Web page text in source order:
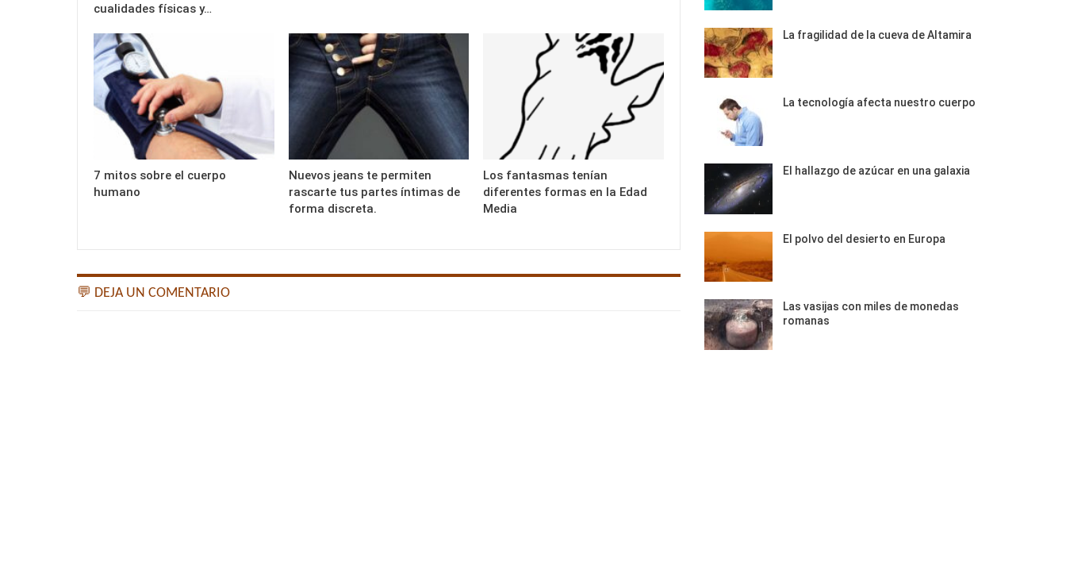
cualidades físicas y…
7 mitos sobre el cuerpo
humano
Nuevos jeans te permiten
rascarte tus partes íntimas de
forma discreta.
Los fantasmas tenían
diferentes formas en la Edad
Media
💬 DEJA UN COMENTARIO
La fragilidad de la cueva de Altamira
La tecnología afecta nuestro cuerpo
El hallazgo de azúcar en una galaxia
El polvo del desierto en Europa
Las vasijas con miles de monedas
romanas